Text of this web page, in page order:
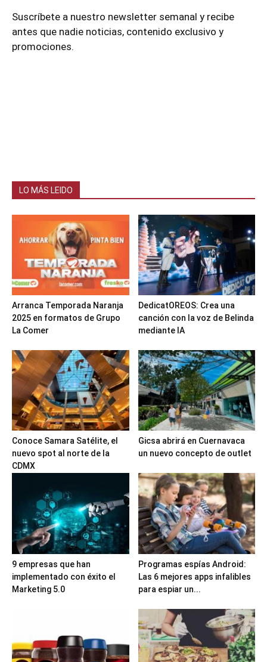
Suscríbete a nuestro newsletter semanal y recibe
antes que nadie noticias, contenido exclusivo y
promociones.
LO MÁS LEIDO
Arranca Temporada Naranja
2025 en formatos de Grupo
La Comer
DedicatOREOS: Crea una
canción con la voz de Belinda
mediante IA
Conoce Samara Satélite, el
nuevo spot al norte de la
CDMX
Gicsa abrirá en Cuernavaca
un nuevo concepto de outlet
9 empresas que han
implementado con éxito el
Marketing 5.0
Programas espías Android:
Las 6 mejores apps infalibles
para espiar un...